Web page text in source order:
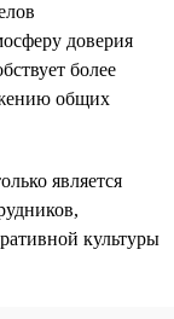
доверия
более
общих
является
культуры